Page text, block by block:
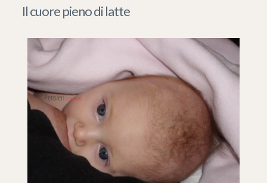
Il cuore pieno di latte